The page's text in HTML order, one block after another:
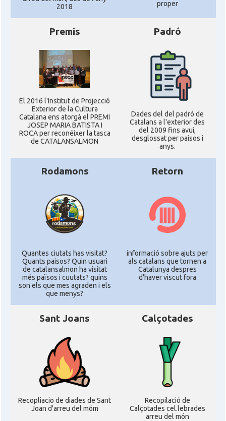
2018
proper
Premis
El 2016 l'Institut de Projecció
Exterior de la Cultura
Catalana ens atorgà el PREMI
JOSEP MARIA BATISTA I
ROCA per reconéixer la tasca
de CATALANSALMON
Padró
Dades del del padró de
Catalans a l'exterior des
del 2009 fins avui,
desglossat per paisos i
anys.
Rodamons
Quantes ciutats has visitat?
Quants paisos? Quin usuari
de catalansalmon ha visitat
més països i cuutats? quins
son els que mes agraden i els
que menys?
Retorn
informació sobre ajuts per
als catalans que tornen a
Catalunya despres
d'haver viscut fora
Sant Joans
Recopliacio de diades de Sant
Joan d'arreu del móm
Calçotades
Recopilació de
Calçotades cel.lebrades
arreu del món